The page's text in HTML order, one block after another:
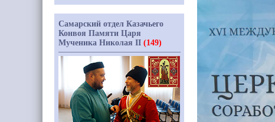
Самарский отдел Казачьего
Конвоя Памяти Царя
Мученика Николая II (149)